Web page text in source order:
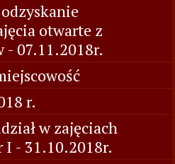
otwarte z
- 07.11.2018r.
r.
w zajęciach
- 31.10.2018r.